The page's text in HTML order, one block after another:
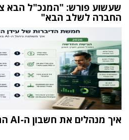
שעשוע פורש: "המנכ"ל הבא
החברה לשלב הבא"
איך מנהלים את חשבון ה-AI התופח בארגונים?